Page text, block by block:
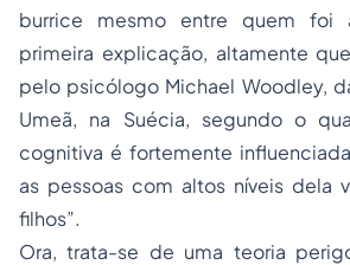
burrice mesmo entre quem foi
primeira explicação, altamente
pelo psicólogo Michael Woodley,
Umeã, na Suécia, segundo o
cognitiva é fortemente
as pessoas com altos níveis dela
filhos”.
Ora, trata-se de uma teoria